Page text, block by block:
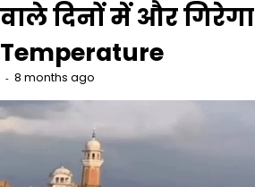
वाले दिनों में और गिरेगा
Temperature
8 months ago